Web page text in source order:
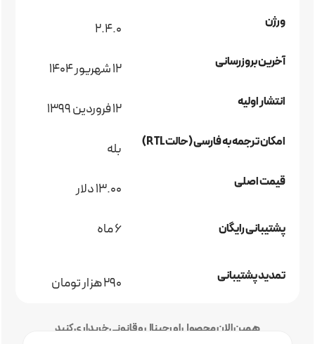
ورژن 2.4.0
آخرین بروزرسانی 12 شهریور 1404
انتشار اولیه 12 فروردین 1399
امکان ترجمه به فارسی (حالت RTL) بله
قیمت اصلی 13.00 دلار
پشتیبانی رایگان 6 ماه
تمدید پشتیبانی 290 هزار تومان
همین الان محصول اورجینال و قانونی خریداری کنید